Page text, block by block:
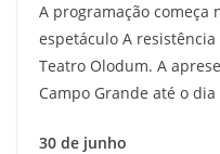
A programação começa
espetáculo A
Teatro Olodum. A
Campo Grande até o
30 de junho